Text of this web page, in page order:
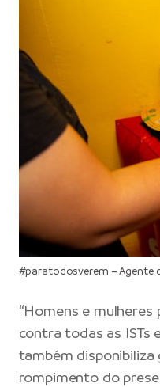
#paratodosverem – Agente
“Homens e
contra todas as ISTs
também
rompimento do